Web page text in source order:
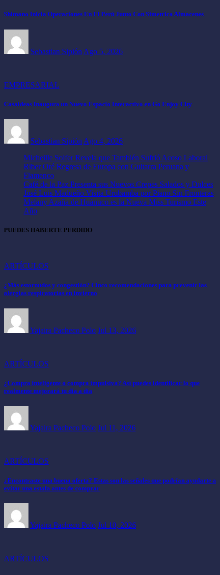
Shimano Inicia Operaciones En El Perú Junto Con Simetrica Almacenes
Sebastian Sipión Ago 5, 2026
EMPRESARIAL
Casaideas Inaugura un Nuevo Espacio Interactivo en Go Enjoy City
Sebastian Sipión Ago 4, 2026
Micheille Soifer Revela que También Sufrió Acoso Laboral
Riber Oré Regresa de Europa con Guitarra Peruana y
Flamenco
Café de la Paz Presenta sus Nuevos Crepes Salados y Dulces
José Luis Madueño Visita Urubamba por Piano Sin Fronteras
Melany Azaña de Huánuco es la Nueva Miss Turismo Este
Año
PUEDES HABERTE PERDIDO
ARTÍCULOS
¿Más estornudos y congestión? Cinco recomendaciones para prevenir las
alergias respiratorias en invierno
Yajaira Pacheco Polo Jul 13, 2026
ARTÍCULOS
¿Compra inteligente o compra impulsiva? Así puedes identificar lo que
realmente mejorará tu día a día
Yajaira Pacheco Polo Jul 11, 2026
ARTÍCULOS
¿Encontraste una buena oferta? Estas son las señales que podrían ayudarte a
evitar una estafa antes de comprar
Yajaira Pacheco Polo Jul 10, 2026
ARTÍCULOS